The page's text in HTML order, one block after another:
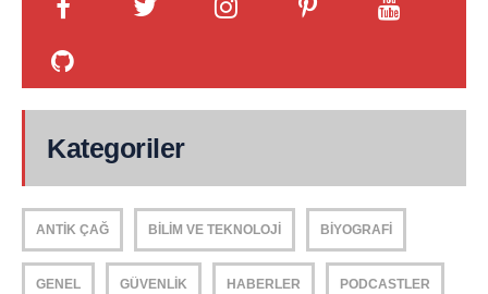
Kategoriler
ANTIK ÇAĞ BILIM VE TEKNOLOJI BIYOGRAFI
GENEL GÜVENLIK HABERLER PODCASTLER